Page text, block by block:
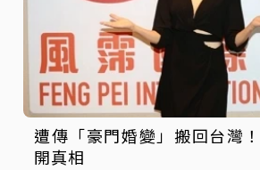
遭傳「豪門婚變」搬回台灣
開真相